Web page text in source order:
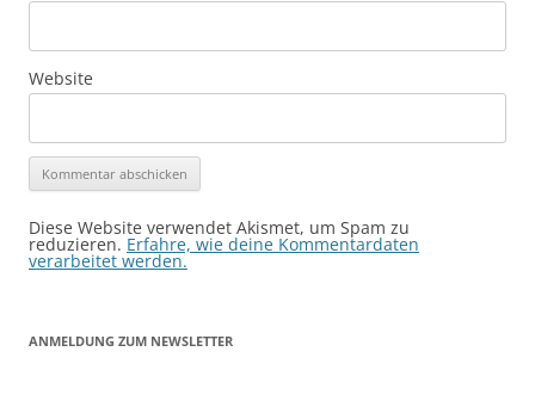
Website
Alternative:
Diese Website verwendet Akismet, um Spam zu
reduzieren. Erfahre, wie deine Kommentardaten
verarbeitet werden.
ANMELDUNG ZUM NEWSLETTER